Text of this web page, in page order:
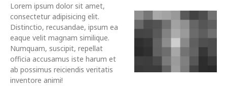
Lorem ipsum dolor sit amet,
consectetur adipisicing elit.
Distinctio, recusandae, ipsum ea
eaque velit magnam similique.
Numquam, suscipit, repellat
officia accusamus iste harum et
ab possimus reiciendis veritatis
inventore animi!